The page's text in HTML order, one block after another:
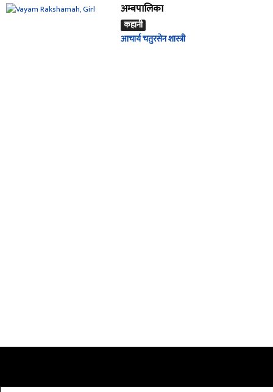
अम्बपालिका
कहानी
आचार्य चतुरसेन शास्त्री